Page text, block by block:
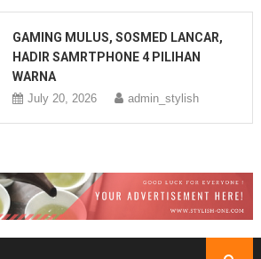
GAMING MULUS, SOSMED LANCAR,
HADIR SAMRTPHONE 4 PILIHAN
WARNA
July 20, 2026 admin_stylish